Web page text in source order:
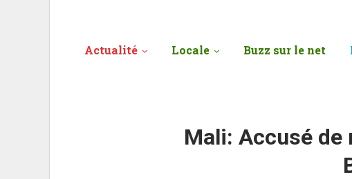
Actualité Locale Buzz sur le net
Mali: Accusé de